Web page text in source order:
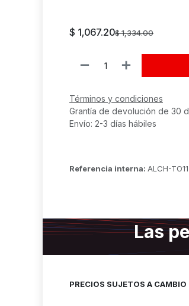
$ 1,067.20$1,334.00
Términos y condiciones
Grantía de devolución de 30
Envío: 2-3 días hábiles
Referencia interna: ALCH-
Las
PRECIOS SUJETOS A